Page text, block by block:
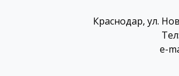
Краснодар, ул.
Тел:
e-